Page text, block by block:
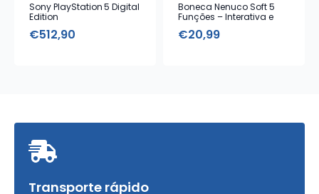
Sony PlayStation 5 Digital
Edition
€512,90
Boneca Nenuco Soft 5
Funções – Interativa e
€20,99
Transporte rápido